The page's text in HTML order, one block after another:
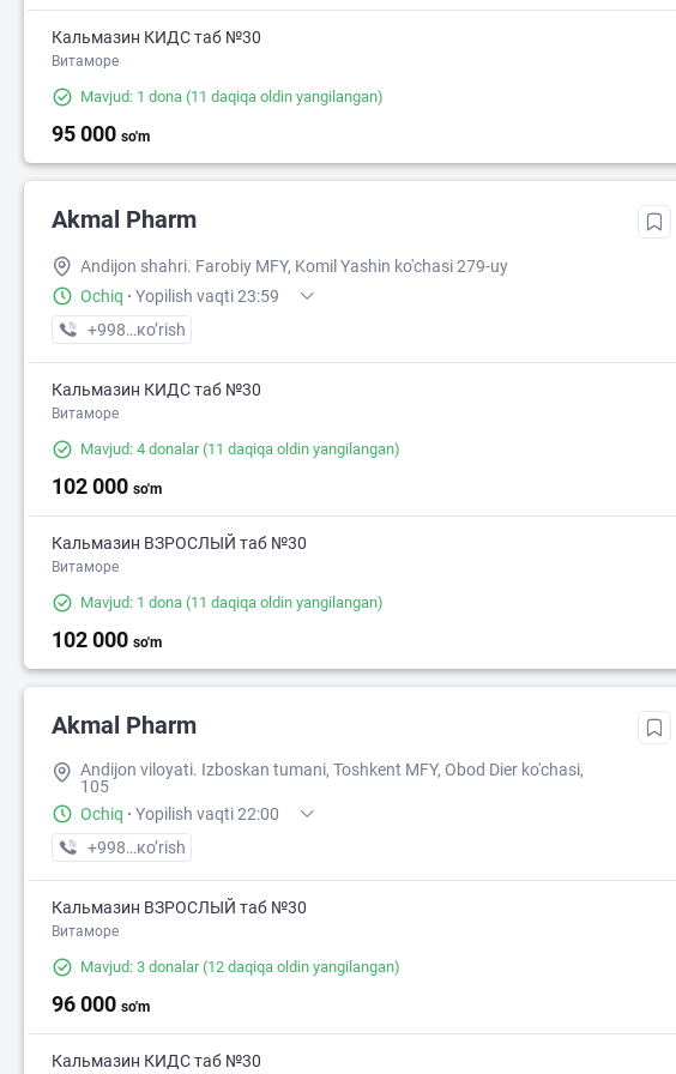
Кальмазин КИДС таб №30
Витаморе
Mavjud: 1 dona (11 daqiqa oldin yangilangan)
95 000 so'm
Akmal Pharm
Andijon shahri. Farobiy MFY, Komil Yashin ko'chasi 279-uy
Ochiq · Yopilish vaqti 23:59
+998 (90) XXX-XX-XX
кo’rish
Кальмазин КИДС таб №30
Витаморе
Mavjud: 4 donalar(11 daqiqa oldin yangilangan)
102 000 so'm
Кальмазин ВЗРОСЛЫЙ таб №30
Витаморе
Mavjud: 1 dona (11 daqiqa oldin yangilangan)
102 000 so'm
Akmal Pharm
Andijon viloyati. Izboskan tumani, Toshkent MFY, Obod Dier ko'chasi,
105
Ochiq · Yopilish vaqti 22:00
+998 (88) XXX-XX-XX
кo’rish
Кальмазин ВЗРОСЛЫЙ таб №30
Витаморе
Mavjud: 3 donalar(12 daqiqa oldin yangilangan)
96 000 so'm
Кальмазин КИДС таб №30